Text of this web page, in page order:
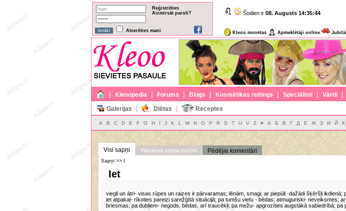
Reģistrēties
Aizmirsāt paroli?
Atcerēties mani
Šodien ir 08. Augusts 14:35:44
Kleoo monētas Apmeklētāji online
| Kleoopedia | Forums | Blogs | Kosmētikas reitings | Speciālisti | Vārdi |
Galerijas
| Diētas | Receptes
A B C D E F G H I J K L M N O P R S T U V Z # А Б В Г Д Е Ж З И Й К
Visi sapņi Pievienot sapņa nozīmi Pēdējie komentāri
Sapņi >> I
Iet
viegli un ātri- visas rūpes un raizes ir pārvaramas; lēnām, smagi, ar piepūli -dažādi šķēršļi ikdienā;
iet atpakaļ- rīkoties pareizi sarežģītā situācijā; pa tumšu vietu - bēdas; atmuguriski- neveiksmes; ar
briesmas; pa dubļiem- negods, bēdas, arī traucēkļi; pa mežu- apgrozīties augstākā sabiedrībā; pa